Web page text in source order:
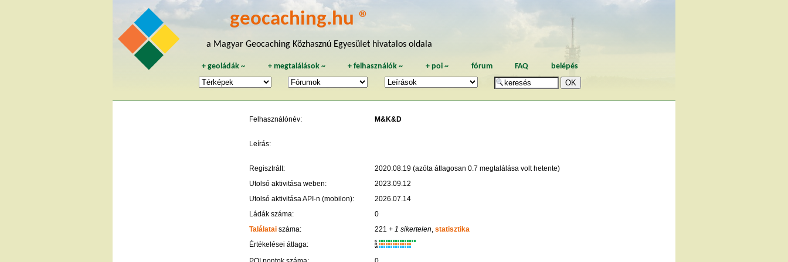
geocaching.hu ®
a Magyar Geocaching Közhasznú Egyesület hivatalos oldala
+geoládák ~ + megtalálások~ +felhasználók ~ + poi~ fórum FAQ belépés
Felhasználónév: M&K&D
Leírás:
Regisztrált:
2020.08.19 (azóta átlagosan 0.7 megtalálása volt hetente)
Utolsó aktivitása weben:
2023.09.12
Utolsó aktivitása API-n (mobilon):
2026.07.14
Ládák száma:
0
Találatai száma: 221 + 1 sikertelen, statisztika
Értékelései átlaga:
K
R
W